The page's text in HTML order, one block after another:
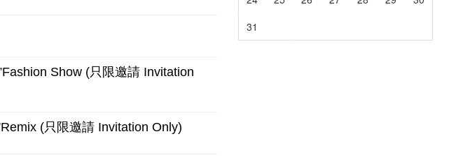
Show (只限邀請 Invitation
(只限邀請 Invitation Only)